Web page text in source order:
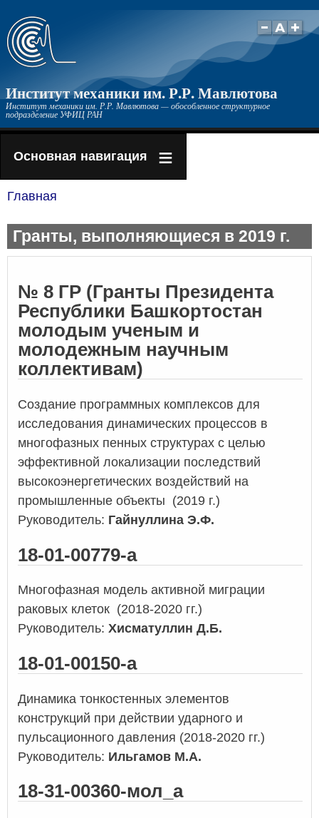
Перейти
основному
Институт механики им. Р.Р. Мавлютова
Институт механики им. Р.Р. Мавлютова — обособленное структурное
подразделение УФИЦ РАН
Основная навигация
навигации
Главная
Гранты, выполняющиеся в 2019 г.
№ 8 ГР (Гранты Президента
Республики Башкортостан
молодым ученым и
молодежным научным
коллективам)
Создание программных комплексов для
исследования динамических процессов в
многофазных пенных структурах с целью
эффективной локализации последствий
высокоэнергетических воздействий на
промышленные объекты (2019 г.)
Руководитель: Гайнуллина Э.Ф.
18-01-00779-а
Многофазная модель активной миграции
раковых клеток (2018-2020 гг.)
Руководитель: Хисматуллин Д.Б.
18-01-00150-а
Динамика тонкостенных элементов
конструкций при действии ударного и
пульсационного давления (2018-2020 гг.)
Руководитель: Ильгамов М.А.
18-31-00360-мол_а